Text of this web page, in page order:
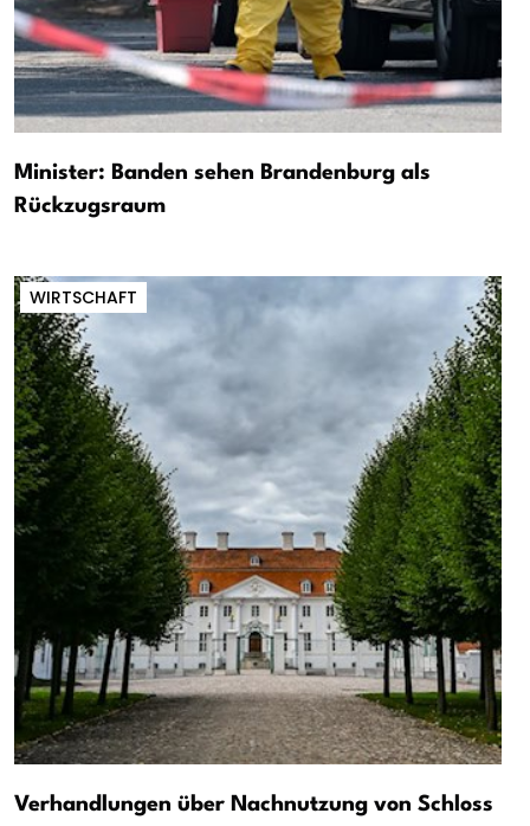
Minister: Banden sehen Brandenburg als
Rückzugsraum
WIRTSCHAFT
Verhandlungen über Nachnutzung von Schloss